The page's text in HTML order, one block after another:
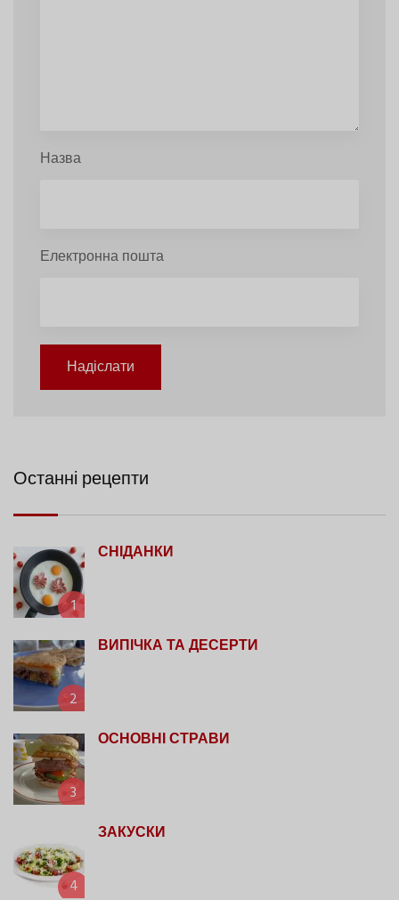
Назва
Електронна пошта
Надіслати
Останні рецепти
1
СНІДАНКИ
2
ВИПІЧКА ТА ДЕСЕРТИ
3
ОСНОВНІ СТРАВИ
4
ЗАКУСКИ